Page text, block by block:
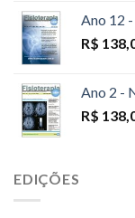
Ano 12
R$
Ano 2 -
R$
EDIÇÕES